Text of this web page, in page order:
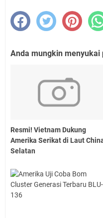
Anda mungkin menyukai
Resmi! Vietnam Dukung
Amerika Serikat di Laut
Selatan